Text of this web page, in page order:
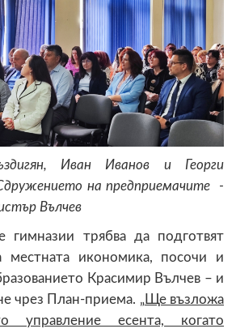
Иван Иванов и Георги
на предприемачите -
Вълчев
гимназии трябва да подготвят
икономика, посочи и
Красимир Вълчев – и
чрез План-приема. „ Ще възложа
управление есента, когато